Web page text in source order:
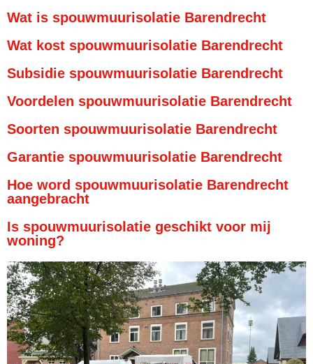
Wat is spouwmuurisolatie Barendrecht
Wat kost spouwmuurisolatie Barendrecht
Subsidie spouwmuurisolatie Barendrecht
Voordelen spouwmuurisolatie Barendrecht
Soorten spouwmuurisolatie Barendrecht
Garantie spouwmuurisolatie Barendrecht
Hoe word spouwmuurisolatie Barendrecht
aangebracht
Is spouwmuurisolatie geschikt voor mij
woning?